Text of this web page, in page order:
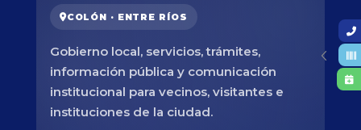
COLÓN · ENTRE RÍOS
Gobierno local, servicios, trámites,
información pública y comunicación
institucional para vecinos, visitantes e
instituciones de la ciudad.